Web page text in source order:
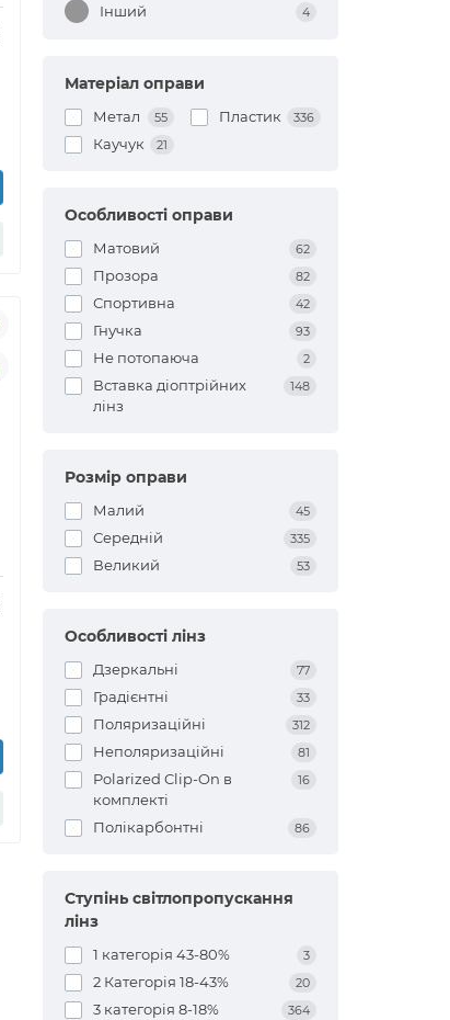
Інший 4
Матеріал оправи
Метал 55 Пластик 336
Каучук 21
Особливості оправи
Матовий 62
Прозора 82
Спортивна 42
Гнучка 93
Не потопаюча 2
Вставка діоптрійних
лінз
148
Розмір оправи
Малий 45
Середній 335
Великий 53
Особливості лінз
Дзеркальні 77
Градієнтні 33
Поляризаційні 312
Неполяризаційні 81
Polarized Clip-On в
комплекті
16
Полікарбонтні 86
Ступінь світлопропускання
лінз
1 категорія 43-80% 3
2 Категорія 18-43% 20
3 категорія 8-18% 364